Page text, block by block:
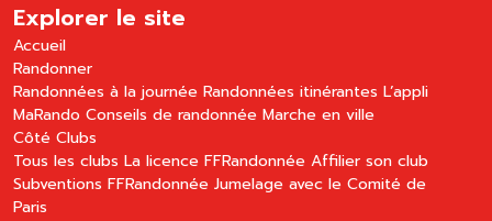
Explorer le site
Accueil
Randonner
Randonnées à la journée Randonnées itinérantes L’appli
MaRando Conseils de randonnée Marche en ville
Côté Clubs
Tous les clubs La licence FFRandonnée Affilier son club
Subventions FFRandonnée Jumelage avec le Comité de
Paris